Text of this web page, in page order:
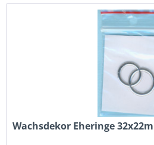
Wachsdekor Eheringe